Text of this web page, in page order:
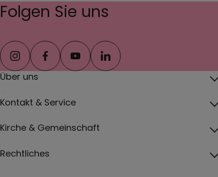
Folgen Sie uns
instagramfacebookyoutubelinkedin
Über uns
Pfarreien
Katholisch werden und Wiedereintritt
Kontakt & Service
Jobs
Kirche & Gemeinschaft
Rechtliches